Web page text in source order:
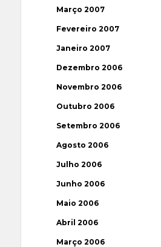
Março 2007
Fevereiro 2007
Janeiro 2007
Dezembro 2006
Novembro 2006
Outubro 2006
Setembro 2006
Agosto 2006
Julho 2006
Junho 2006
Maio 2006
Abril 2006
Março 2006